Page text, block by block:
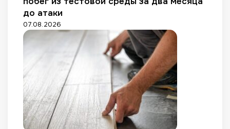
о
в
п
е
р
е
н
н
о
н
е
до атаки
07.08.2026